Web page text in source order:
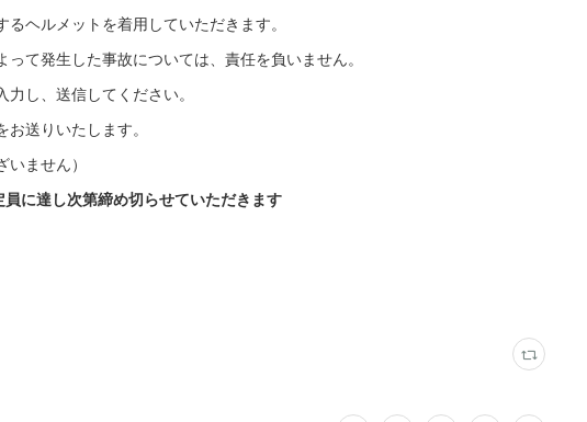
ヘルメットを着用していただきます。
て発生した事故については、責任を負いません。
力し、送信してください。
いたします。
せん）
に達し次第締め切らせていただきます